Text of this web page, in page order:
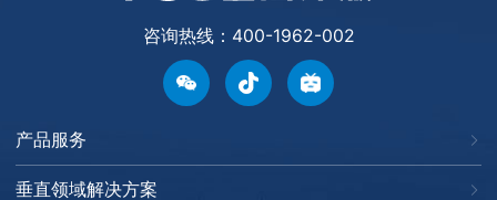
咨询热线：400-1962-002
产品服务
垂直领域解决方案